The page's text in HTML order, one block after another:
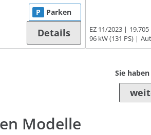
P Parken
Details EZ 11/2023
19.705
96 kW (131 PS)
Sie
Modelle